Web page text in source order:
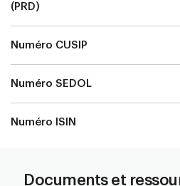
(PRD)
Numéro CUSIP
Numéro SEDOL
Numéro ISIN
Documents et